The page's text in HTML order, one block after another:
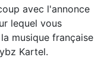
avec l'annonce
lequel vous
musique française
Kartel.